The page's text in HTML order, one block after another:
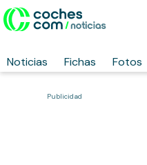
Noticias Fichas Fotos
Publicidad